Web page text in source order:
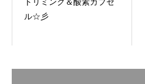
ル☆彡